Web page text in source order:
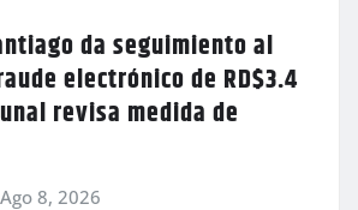
da seguimiento al
electrónico de RD$3.4
revisa medida de
Ago 8, 2026